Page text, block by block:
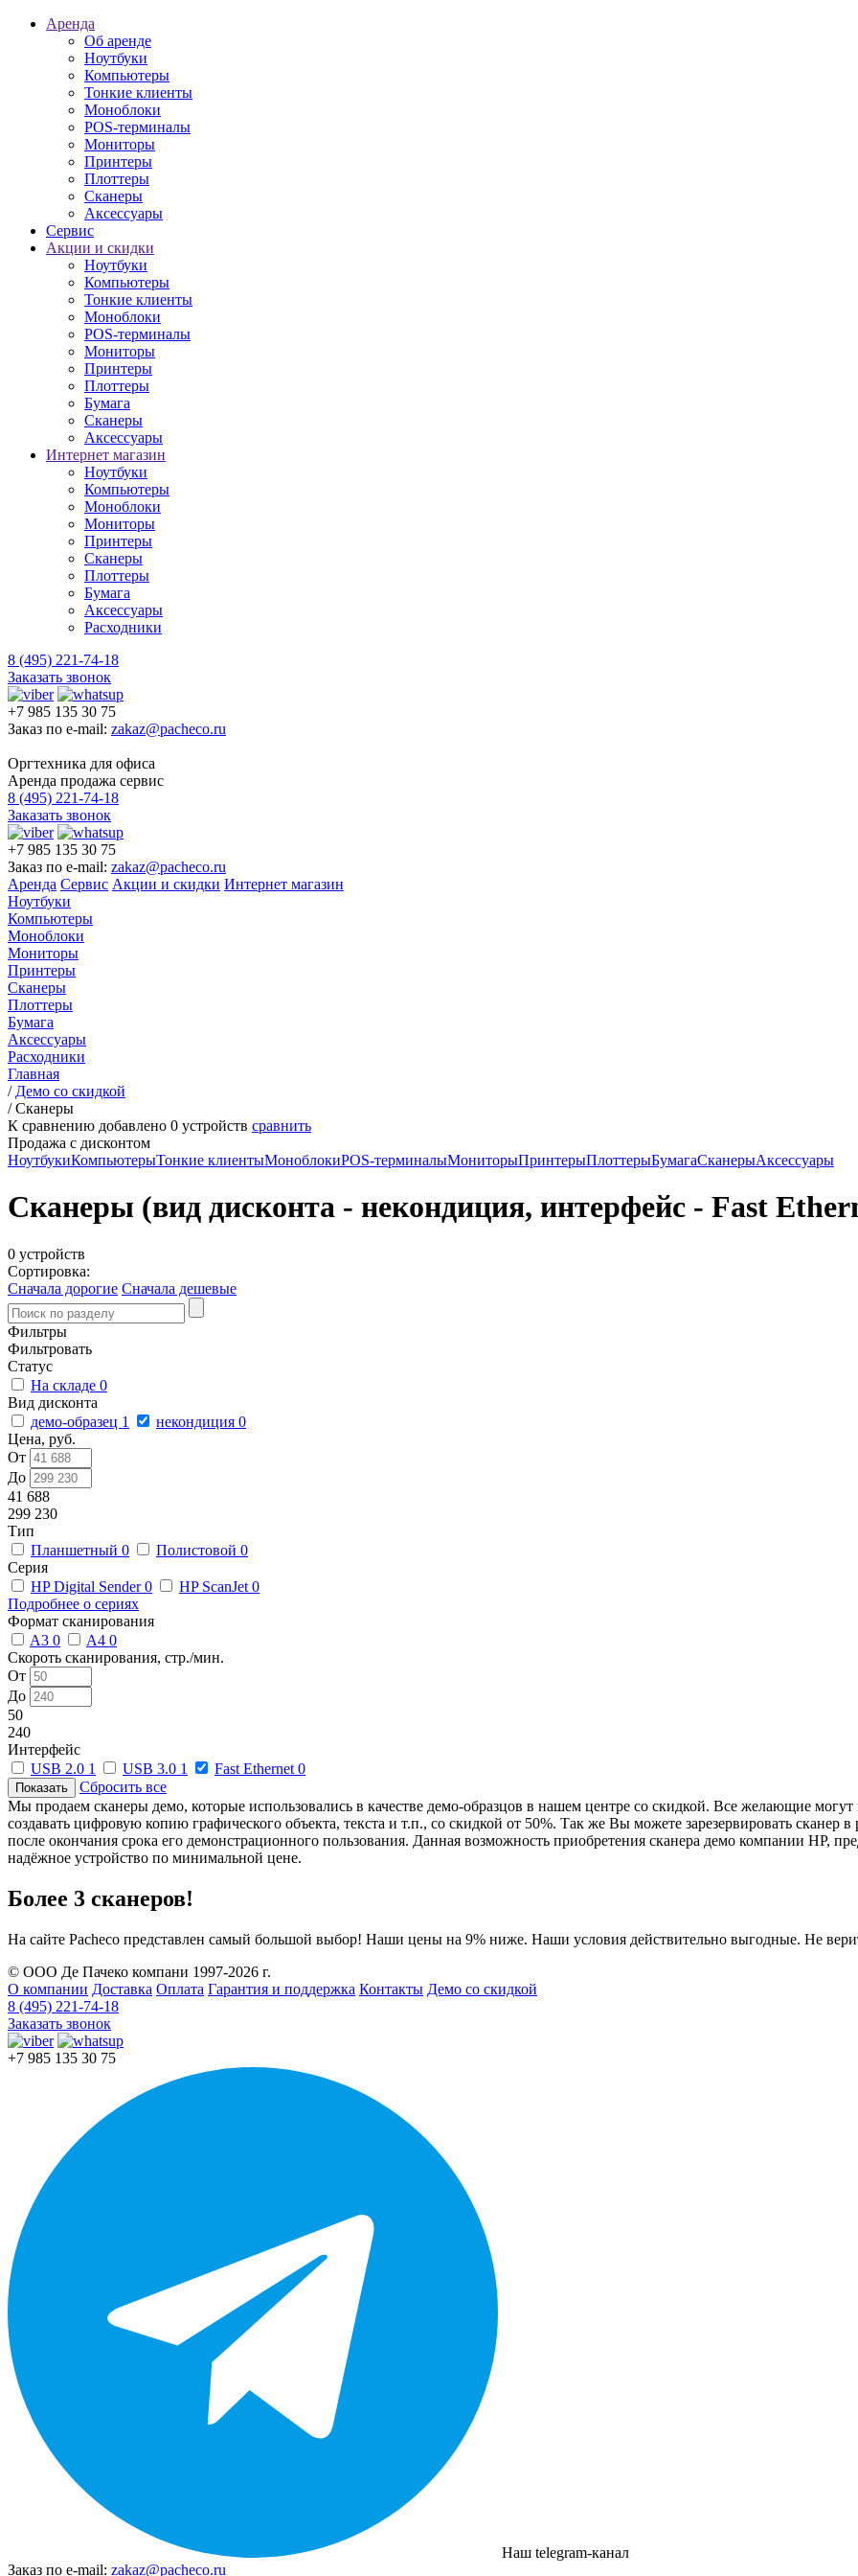
Аренда
Об аренде
Ноутбуки
Компьютеры
Тонкие клиенты
Моноблоки
POS-терминалы
Мониторы
Принтеры
Плоттеры
Сканеры
Аксессуары
Сервис
Акции и скидки
Ноутбуки
Компьютеры
Тонкие клиенты
Моноблоки
POS-терминалы
Мониторы
Принтеры
Плоттеры
Бумага
Сканеры
Аксессуары
Интернет магазин
Ноутбуки
Компьютеры
Моноблоки
Мониторы
Принтеры
Сканеры
Плоттеры
Бумага
Аксессуары
Расходники
8 (495) 221-74-18
Заказать звонок
+7 985 135 30 75
Заказ по e-mail: zakaz@pacheco.ru
Оргтехника для офиса
Аренда продажа сервис
8 (495) 221-74-18
Заказать звонок
+7 985 135 30 75
Заказ по e-mail: zakaz@pacheco.ru
Аренда Сервис Акции и скидки Интернет магазин
Ноутбуки
Компьютеры
Моноблоки
Мониторы
Принтеры
Сканеры
Плоттеры
Бумага
Аксессуары
Расходники
Главная
/ Демо со скидкой
/Сканеры
К сравнению добавлено 0 устройств сравнить
Продажа с дисконтом
НоутбукиКомпьютерыТонкие клиентыМоноблокиPOS-терминалыМониторыПринтерыПлоттерыБумагаСканерыАксессуары
Сканеры (вид дисконта - некондиция, интерфейс - Fast
0 устройств
Сортировка:
Сначала дорогие Сначала дешевые
Фильтры
Фильтровать
Статус
На складе 0
Вид дисконта
демо-образец 1 некондиция 0
Цена, руб.
От
До
41 688
299 230
Тип
Планшетный 0 Полистовой 0
Серия
HP Digital Sender0 HP ScanJet 0
Подробнее о сериях
Формат сканирования
A3 0 A4 0
Скороть сканирования, стр./мин.
От
До
50
240
Интерфейс
USB 2.0 1 USB 3.0 1 Fast Ethernet 0
Сбросить все
Мы продаем сканеры демо, которые использовались в качестве демо-образцов в нашем центре со скидкой. Все желающие
создавать цифровую копию графического объекта, текста и т.п., со скидкой от 50%. Так же Вы можете зарезервировать сканер
после окончания срока его демонстрационного пользования. Данная возможность приобретения сканера демо компании HP,
надёжное устройство по минимальной цене.
Более 3 сканеров!
На сайте Pacheco представлен самый большой выбор! Наши цены на 9% ниже. Наши условия действительно выгодные. Не
© ООО Де Пачеко компани 1997-2026 г.
О компании Доставка Оплата Гарантия и поддержка Контакты Демо со скидкой
8 (495) 221-74-18
Заказать звонок
+7 985 135 30 75
Наш telegram-канал
Заказ по e-mail: zakaz@pacheco.ru